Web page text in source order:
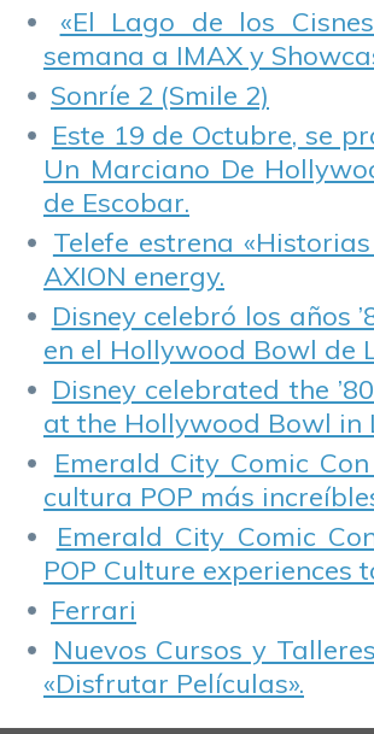
«El Lago de los
semana a IMAX y
Sonríe 2 (Smile 2)
Este 19 de Octubre, se
Un Marciano De
de Escobar.
Telefe estrena
AXION energy.
Disney celebró los años
en el Hollywood Bowl de
Disney celebrated the
at the Hollywood Bowl in
Emerald City Comic
cultura POP más
Emerald City Comic
POP Culture experiences
Ferrari
Nuevos Cursos y
«Disfrutar Películas».